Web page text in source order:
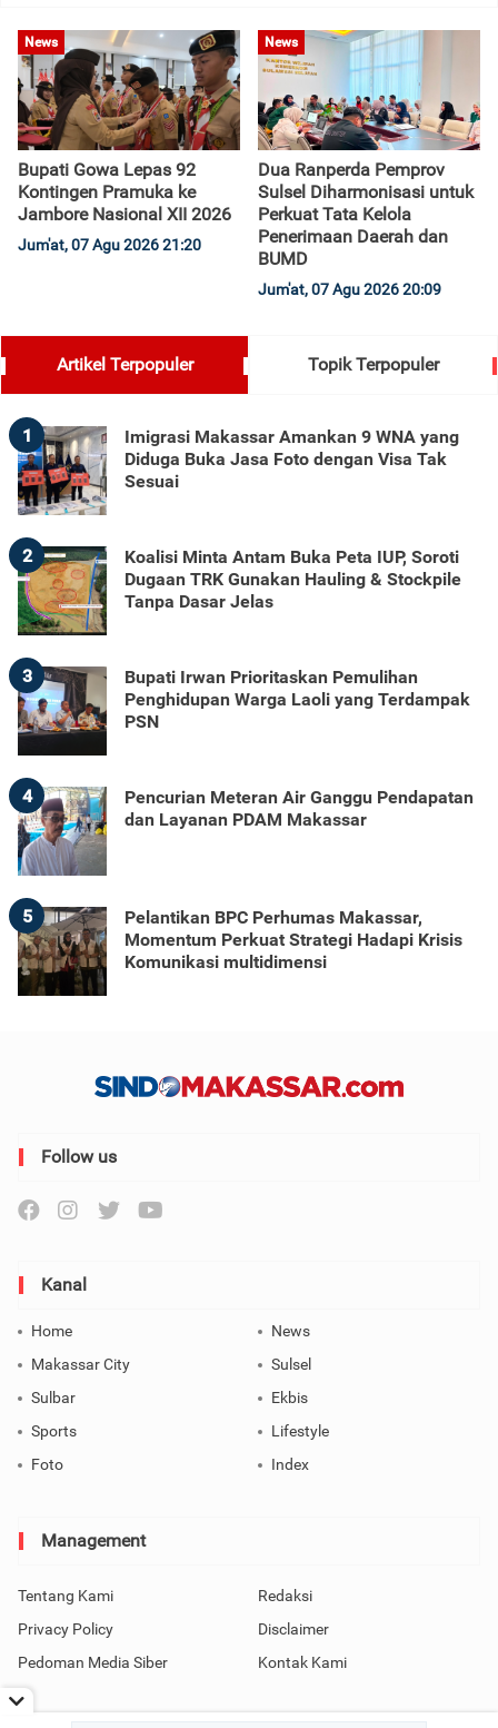
News
Bupati Gowa Lepas 92
Kontingen Pramuka ke
Jambore Nasional XII 2026
Jum'at, 07 Agu 2026 21:20
News
Dua Ranperda Pemprov
Sulsel Diharmonisasi untuk
Perkuat Tata Kelola
Penerimaan Daerah dan
BUMD
Jum'at, 07 Agu 2026 20:09
Artikel Terpopuler Topik Terpopuler
1
Imigrasi Makassar Amankan 9 WNA yang
Diduga Buka Jasa Foto dengan Visa Tak
Sesuai
2
Koalisi Minta Antam Buka Peta IUP, Soroti
Dugaan TRK Gunakan Hauling & Stockpile
Tanpa Dasar Jelas
3
Bupati Irwan Prioritaskan Pemulihan
Penghidupan Warga Laoli yang Terdampak
PSN
4
Pencurian Meteran Air Ganggu Pendapatan
dan Layanan PDAM Makassar
5
Pelantikan BPC Perhumas Makassar,
Momentum Perkuat Strategi Hadapi Krisis
Komunikasi multidimensi
Follow us
Kanal
Home
News
Makassar City
Sulsel
Sulbar
Ekbis
Sports
Lifestyle
Foto
Index
Management
Tentang Kami
Redaksi
Privacy Policy
Disclaimer
Pedoman Media Siber
Kontak Kami